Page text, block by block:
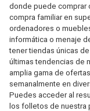
donde puede comprar
compra familiar en
ordenadores o
informática o menaje
tener tiendas únicas
últimas tendencias de
amplia gama de
semanalmente en
Puedes acceder al
los folletos de nuestra